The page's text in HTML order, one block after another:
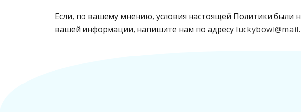
Если, по вашему мнению, условия настоящей Политики были
вашей информации, напишите нам по адресу